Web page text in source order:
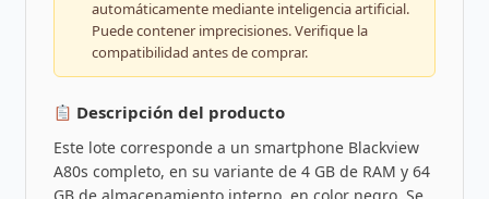
automáticamente mediante inteligencia artificial.
Puede contener imprecisiones. Verifique la
compatibilidad antes de comprar.
Descripción del producto
Este lote corresponde a un smartphone Blackview
A80s completo, en su variante de 4 GB de RAM y 64